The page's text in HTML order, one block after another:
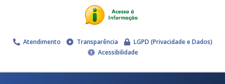
Atendimento Transparência
LGPD (Privacidade e Dados)
Acessibilidade